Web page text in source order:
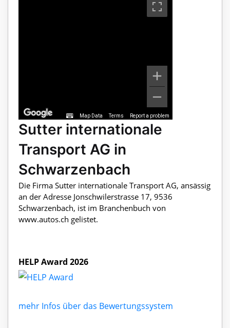
Map Data Terms Report a problem
Sutter internationale
Transport AG in
Schwarzenbach
Die Firma Sutter internationale Transport AG, ansässig
an der Adresse Jonschwilerstrasse 17, 9536
Schwarzenbach, ist im Branchenbuch von
www.autos.ch gelistet.
HELP Award 2026
mehr Infos über das Bewertungssystem